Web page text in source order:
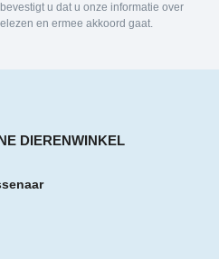
u dat u onze informatie over
en ermee akkoord gaat.
DIERENWINKEL